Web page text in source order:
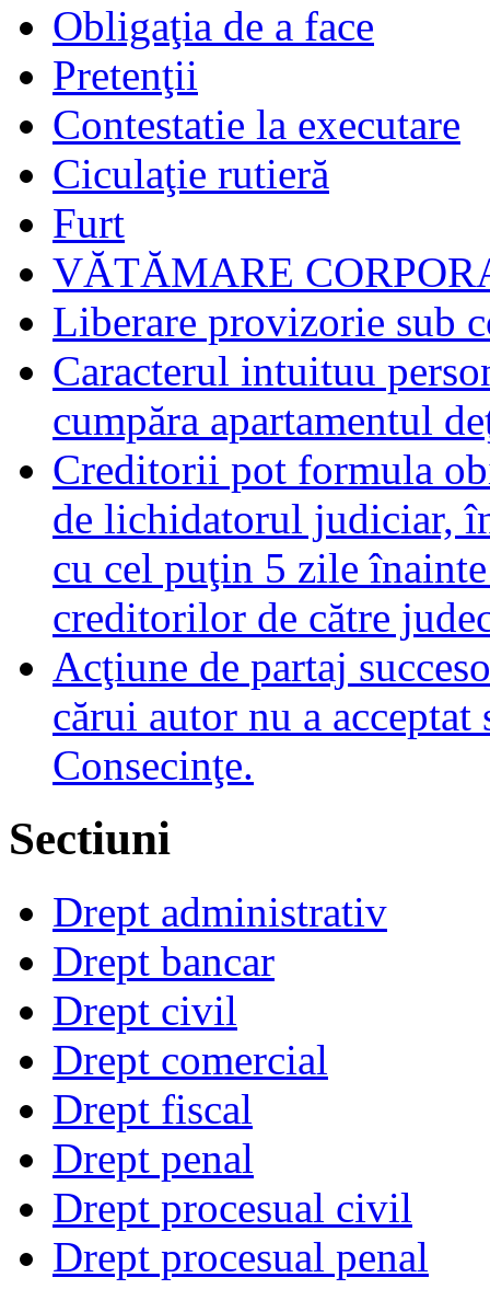
Obligaţia de a face
Pretenţii
Contestatie la executare
Ciculaţie rutieră
Furt
VĂTĂMARE
Liberare provizorie sub
Caracterul intuituu
cumpăra apartamentul
Creditorii pot formula
de lichidatorul judiciar,
cu cel puţin 5 zile
creditorilor de către
Acţiune de partaj
cărui autor nu a
Consecinţe.
Sectiuni
Drept administrativ
Drept bancar
Drept civil
Drept comercial
Drept fiscal
Drept penal
Drept procesual civil
Drept procesual penal